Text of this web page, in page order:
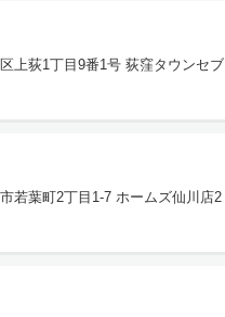
上荻1丁目9番1号 荻窪タウンセブ
若葉町2丁目1-7 ホームズ仙川店2